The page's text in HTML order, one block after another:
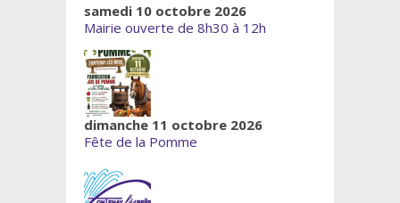
samedi 10 octobre 2026
Mairie ouverte de 8h30 à 12h
dimanche 11 octobre 2026
Fête de la Pomme